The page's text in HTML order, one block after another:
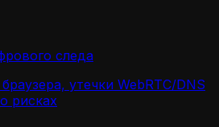
следа
утечки WebRTC/DNS
рисках